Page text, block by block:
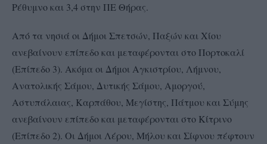
Ρέθυμνο και 3,4 στην ΠΕ Θήρας.
Από τα νησιά οι Δήμοι Σπετσών, Παξών και Χίου
ανεβαίνουν επίπεδο και μεταφέρονται στο Πορτοκαλί
(Επίπεδο 3). Ακόμα οι Δήμοι Αγκιστρίου, Λήμνου,
Ανατολικής Σάμου, Δυτικής Σάμου, Αμοργού,
Αστυπάλαιας, Καρπάθου, Μεγίστης, Πάτμου και Σύμης
ανεβαίνουν επίπεδο και μεταφέρονται στο Κίτρινο
(Επίπεδο 2). Οι Δήμοι Λέρου, Μήλου και Σίφνου πέφτουν